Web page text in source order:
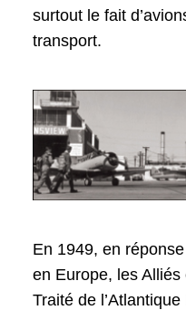
surtout le fait
transport.
En 1949, en
en Europe, les Alliés
Traité de